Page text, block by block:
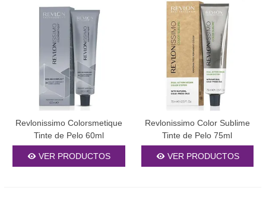
óptimos. Antes de aplicar cualquier tinte, siempre realiza una
prueba de alergia 48 horas antes del tratamiento. Lava tu cabello
con champú clarificante 24 horas antes para eliminar los residuos
de productos, pero evita hacerlo el mismo día para conservar los
aceites naturales que protegen el cuero cabelludo.
agua oxigenadadebe seleccionarse según el resultado
deseado: 10 volúmenes para depositar color, 20 volúmenes para
aclarar 1-2 tonos, 30 volúmenes para aclarar 2-3 tonos y 40
en recipientes no metálicos y aplica inmediatamente después de
la preparación.
Durante la aplicación, divide el cabello en secciones pequeñas y
Revlonissimo Colorsmetique
Tinte de Pelo 60ml
VER PRODUCTOS
Revlonissimo Color Sublime
Tinte de Pelo 75ml
VER PRODUCTOS